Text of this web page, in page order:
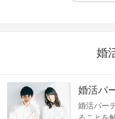
婚
婚活パ
婚活パー